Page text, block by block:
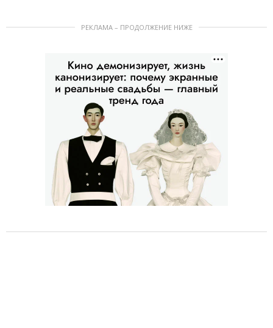
РЕКЛАМА – ПРОДОЛЖЕНИЕ НИЖЕ